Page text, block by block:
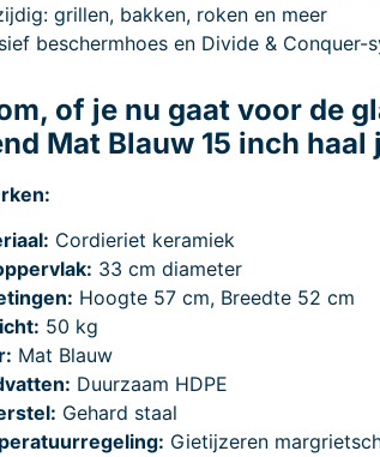
grillen, bakken, roken en meer
beschermhoes en Divide & Conquer-
of je nu gaat voor de
Mat Blauw 15 inch
Cordieriet keramiek
33 cm diameter
Hoogte 57 cm, Breedte 52 cm
50 kg
Mat Blauw
Duurzaam HDPE
Gehard staal
Gietijzeren